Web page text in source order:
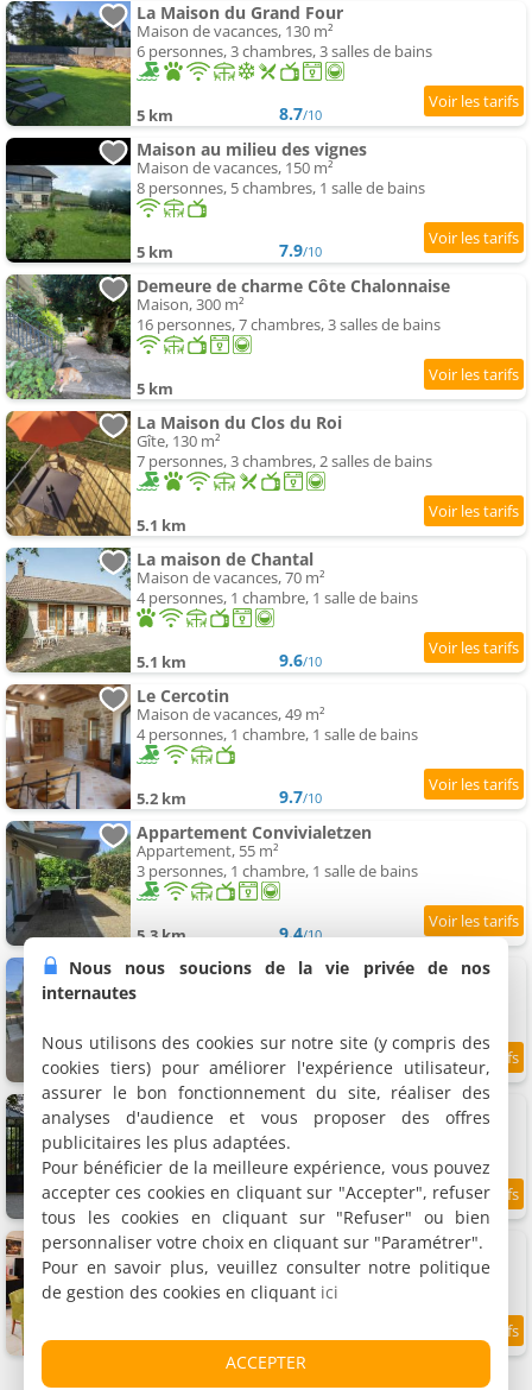
La Maison du Grand Four
Maison de vacances, 130 m²
6 personnes, 3 chambres, 3 salles de bains
5 km 8.7/10
Maison au milieu des vignes
Maison de vacances, 150 m²
8 personnes, 5 chambres, 1 salle de bains
5 km 7.9/10
Demeure de charme Côte Chalonnaise
Maison, 300 m²
16 personnes, 7 chambres, 3 salles de bains
5 km
La Maison du Clos du Roi
Gîte, 130 m²
7 personnes, 3 chambres, 2 salles de bains
5.1 km
La maison de Chantal
Maison de vacances, 70 m²
4 personnes, 1 chambre, 1 salle de bains
5.1 km 9.6/10
Le Cercotin
Maison de vacances, 49 m²
4 personnes, 1 chambre, 1 salle de bains
5.2 km 9.7/10
Appartement Convivialetzen
Appartement, 55 m²
3 personnes, 1 chambre, 1 salle de bains
5.3 km 9.4/10
Maison au cœur des vignes 11 per
5.5 km
Evidence Maison d'hôtes
2 maisons de vacances, 20 m²
2 personnes (total 4 personnes)
5.7 km 9.7
Appartement Le mai buisson
Appartement, 140 m²
1 personne, 5 salles de bains
6 km
Nous nous soucions de la vie privée de nos
internautes
Nous utilisons des cookies sur notre site (y compris des
cookies tiers) pour améliorer l'expérience utilisateur,
assurer le bon fonctionnement du site, réaliser des
analyses d'audience et vous proposer des offres
publicitaires les plus adaptées.
Pour bénéficier de la meilleure expérience, vous pouvez
accepter ces cookies en cliquant sur "Accepter", refuser
tous les cookies en cliquant sur "Refuser" ou bien
personnaliser votre choix en cliquant sur "Paramétrer".
Pour en savoir plus, veuillez consulter notre politique
de gestion des cookies en cliquant ici
ACCEPTER